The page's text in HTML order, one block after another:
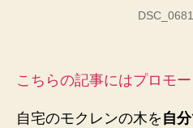
し
へ
DSC_0681
こちらの記事にはプロモ
自宅のモクレンの木を 自